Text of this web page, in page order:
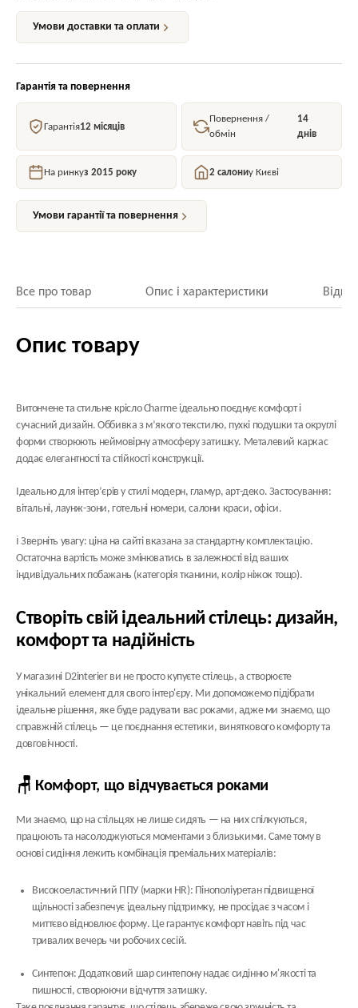
Умови доставки та оплати
Гарантія та повернення
Гарантія12 місяців
Повернення /
обмін
14
днів
На ринкуз 2015 року 2 салониу Києві
Умови гарантії та повернення
Все про товар Опис і характеристики
Опис товару
Витончене та стильне крісло Charme ідеально поєднує комфорт і
сучасний дизайн. Оббивка з м’якого текстилю, пухкі подушки та округлі
форми створюють неймовірну атмосферу затишку. Металевий каркас
додає елегантності та стійкості конструкції.
Ідеально для інтер’єрів у стилі модерн, гламур, арт-деко. Застосування:
вітальні, лаунж-зони, готельні номери, салони краси, офіси.
ℹ️Зверніть увагу: ціна на сайті вказана за стандартну комплектацію.
Остаточна вартість може змінюватись в залежності від ваших
індивідуальних побажань (категорія тканини, колір ніжок тощо).
Створіть свій ідеальний стілець: дизайн,
комфорт та надійність
У магазині D2interier ви не просто купуєте стілець, а створюєте
унікальний елемент для свого інтер'єру. Ми допоможемо підібрати
ідеальне рішення, яке буде радувати вас роками, адже ми знаємо, що
справжній стілець — це поєднання естетики, виняткового комфорту та
довговічності.
🪑 Комфорт, що відчувається роками
Ми знаємо, що на стільцях не лише сидять — на них спілкуються,
працюють та насолоджуються моментами з близькими. Саме тому в
основі сидіння лежить комбінація преміальних матеріалів:
Високоеластичний ППУ (марки HR): Пінополіуретан підвищеної
щільності забезпечує ідеальну підтримку, не просідає з часом і
миттєво відновлює форму. Це гарантує комфорт навіть під час
тривалих вечерь чи робочих сесій.
Синтепон: Додатковий шар синтепону надає сидінню м'якості та
пишності, створюючи відчуття затишку.